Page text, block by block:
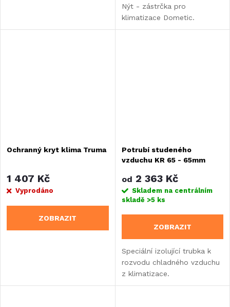
Nýt - zástrčka pro
klimatizace Dometic.
Ochranný kryt klima Truma
1 407 Kč
Vyprodáno
ZOBRAZIT
Potrubí studeného
vzduchu KR 65 - 65mm
od 2 363 Kč
Skladem na centrálním
skladě >5 ks
ZOBRAZIT
Speciální izolující trubka k
rozvodu chladného vzduchu
z klimatizace.